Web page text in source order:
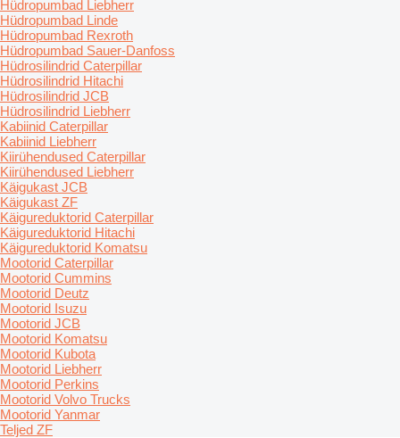
Hüdropumbad Liebherr
Hüdropumbad Linde
Hüdropumbad Rexroth
Hüdropumbad Sauer-Danfoss
Hüdrosilindrid Caterpillar
Hüdrosilindrid Hitachi
Hüdrosilindrid JCB
Hüdrosilindrid Liebherr
Kabiinid Caterpillar
Kabiinid Liebherr
Kiirühendused Caterpillar
Kiirühendused Liebherr
Käigukast JCB
Käigukast ZF
Käigureduktorid Caterpillar
Käigureduktorid Hitachi
Käigureduktorid Komatsu
Mootorid Caterpillar
Mootorid Cummins
Mootorid Deutz
Mootorid Isuzu
Mootorid JCB
Mootorid Komatsu
Mootorid Kubota
Mootorid Liebherr
Mootorid Perkins
Mootorid Volvo Trucks
Mootorid Yanmar
Teljed ZF